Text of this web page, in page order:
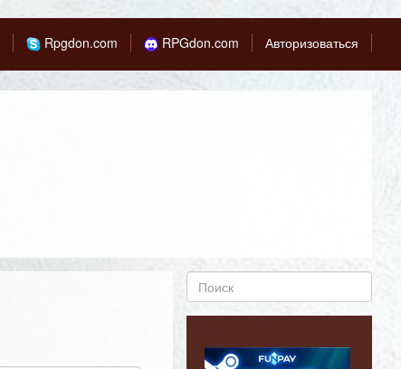
Rpgdon.com RPGdon.com Авторизоваться